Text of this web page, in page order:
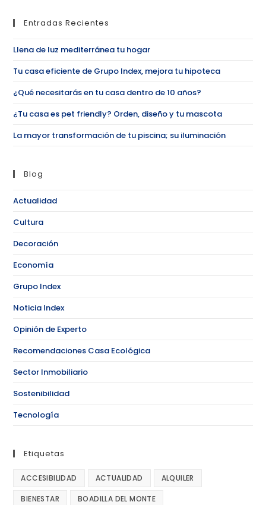
Entradas Recientes
Llena de luz mediterránea tu hogar
Tu casa eficiente de Grupo Index, mejora tu hipoteca
¿Qué necesitarás en tu casa dentro de 10 años?
¿Tu casa es pet friendly? Orden, diseño y tu mascota
La mayor transformación de tu piscina; su iluminación
Blog
Actualidad
Cultura
Decoración
Economía
Grupo Index
Noticia Index
Opinión de Experto
Recomendaciones Casa Ecológica
Sector Inmobiliario
Sostenibilidad
Tecnología
Etiquetas
ACCESIBILIDAD ACTUALIDAD ALQUILER
BIENESTAR BOADILLA DEL MONTE